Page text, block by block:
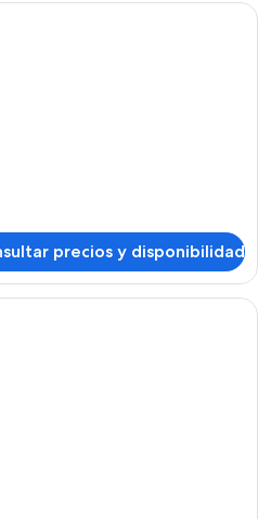
Un dormitorio con una cama
precios y disponibilidad
Un dormitorio con una cama